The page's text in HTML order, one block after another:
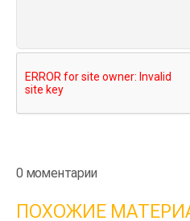
0 моментарии
ПОХОЖИЕ